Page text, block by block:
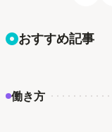
おすすめ記事
働き方